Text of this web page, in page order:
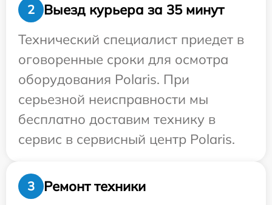
2
Выезд курьера за 35 минут
Технический специалист приедет в
оговоренные сроки для осмотра
оборудования Polaris. При
серьезной неисправности мы
бесплатно доставим технику в
сервис в сервисный центр Polaris.
3 Ремонт техники